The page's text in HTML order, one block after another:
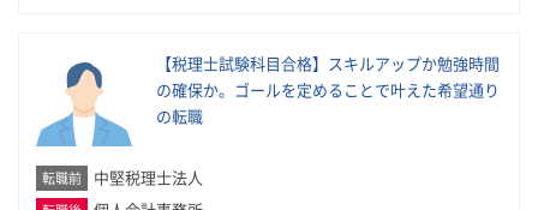
【税理士試験科目合格】スキルアップか勉強時間
の確保か。ゴールを定めることで叶えた希望通り
の転職
転職前 中堅税理士法人